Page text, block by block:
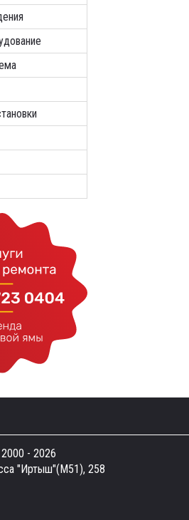
- 2026
"Иртыш"(М51), 258